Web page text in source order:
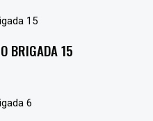
BRIGADA 15